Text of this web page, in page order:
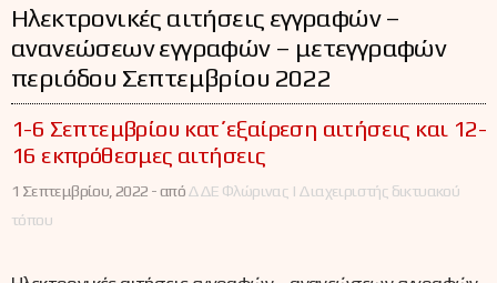
Ηλεκτρονικές αιτήσεις εγγραφών –
ανανεώσεων εγγραφών – μετεγγραφών
περιόδου Σεπτεμβρίου 2022
1-6 Σεπτεμβρίου κατ΄εξαίρεση αιτήσεις και 12-
16 εκπρόθεσμες αιτήσεις
1 Σεπτεμβρίου, 2022 -απόΔΔΕ Φλώρινας | Διαχειριστής δικτυακού
τόπου